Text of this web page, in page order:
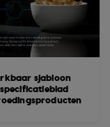
sjabloon